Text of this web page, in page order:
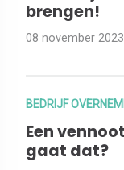
brengen!
08 november 2023
BEDRIJF
Een
gaat dat?